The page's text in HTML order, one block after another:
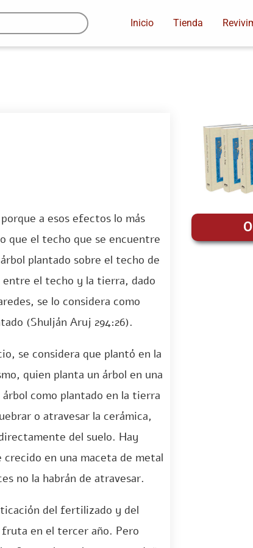
Inicio Tienda
a esos efectos lo más
que el techo que se encuentre
plantado sobre el techo de
entre el techo y la tierra, dado
se lo considera como
(Shulján Aruj 294:26).
se considera que plantó en la
quien planta un árbol en una
como plantado en la tierra
o atravesar la cerámica,
del suelo. Hay
en una maceta de metal
no la habrán de atravesar.
del fertilizado y del
fruta en el tercer año. Pero